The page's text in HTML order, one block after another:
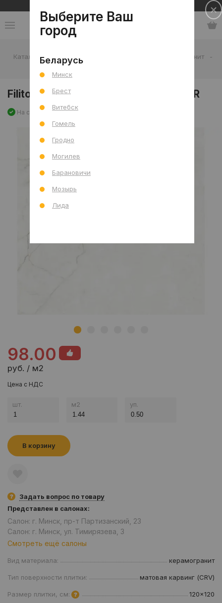
Каталог - Керамогранит
-
Filito Rosso Dove Mat (CRV) 120x120 R
Filito Rosso Dove Mat (CRV) 120x120 R
На складе Артикул: 0000027540
98.00
руб. / м2
Цена с НДС
шт. м2 уп.
В корзину
Задать вопрос по товару
Представлен в салонах:
Салон: г. Минск, пр-т Партизанский, 23
Салон: г. Минск, ул. Тимирязева, 3
Смотреть ещё салоны
Вид материала: керамогранит
Тип поверхности плитки: матовая карвинг (CRV)
Размер плитки, см: 120x120
Выберите Ваш
город
Беларусь
Минск
Брест
Витебск
Гомель
Гродно
Могилев
Барановичи
Мозырь
Лида